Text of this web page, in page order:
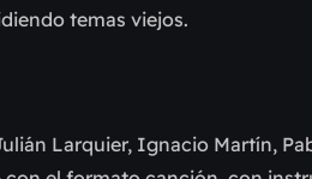
temas viejos.
Larquier, Ignacio Martín,